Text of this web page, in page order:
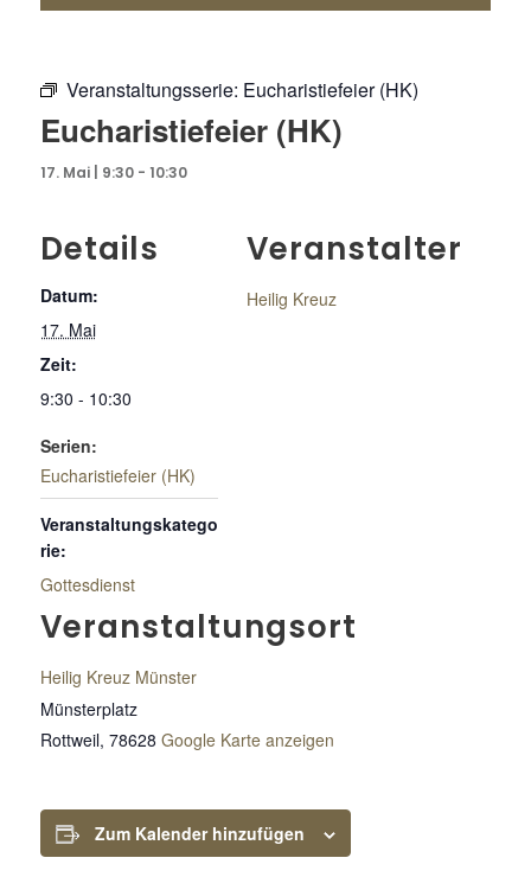
Veranstaltungsserie: Eucharistiefeier (HK)
Eucharistiefeier (HK)
17. Mai | 9:30- 10:30
Details
Datum:
17. Mai
Zeit:
9:30 - 10:30
Serien:
Eucharistiefeier (HK)
Veranstaltungskatego
rie:
Gottesdienst
Veranstaltungsort
Heilig Kreuz Münster
Münsterplatz
Rottweil, 78628 Google Karte anzeigen
Veranstalter
Heilig Kreuz
Zum Kalender hinzufügen